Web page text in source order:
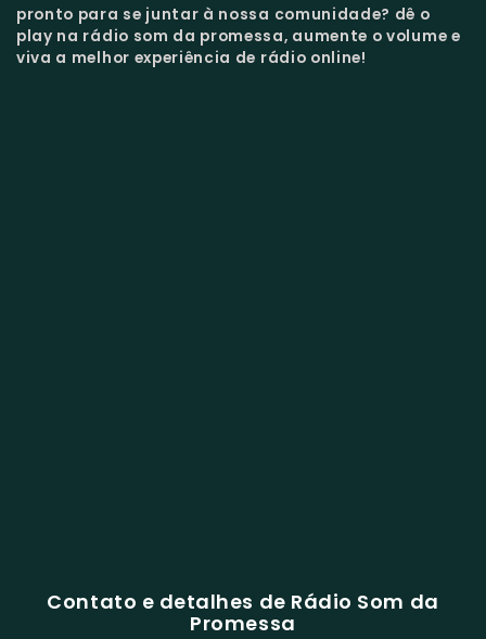
pronto para se juntar à nossa comunidade? dê o
play na rádio som da promessa, aumente o volume e
viva a melhor experiência de rádio online!
Contato e detalhes de Rádio Som da
Promessa